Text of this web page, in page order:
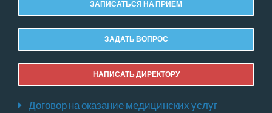
ЗАПИСАТЬСЯ НА ПРИЕМ
ЗАДАТЬ ВОПРОС
НАПИСАТЬ ДИРЕКТОРУ
Договор на оказание медицинских услуг